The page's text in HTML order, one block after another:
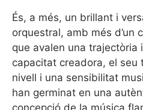
És, a més, un brillant i
orquestral, amb més d’un
que avalen una trajectòria
capacitat creadora, el seu
nivell i una sensibilitat
han germinat en una
concepció de la música